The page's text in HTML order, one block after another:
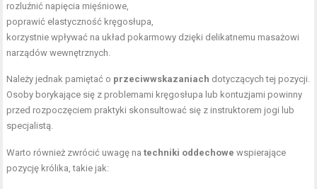
rozluźnić napięcia mięśniowe,
poprawić elastyczność kręgosłupa,
korzystnie wpływać na układ pokarmowy dzięki delikatnemu masażowi
narządów wewnętrznych.
Należy jednak pamiętać o przeciwwskazaniach dotyczących tej pozycji.
Osoby borykające się z problemami kręgosłupa lub kontuzjami powinny
przed rozpoczęciem praktyki skonsultować się z instruktorem jogi lub
specjalistą.
Warto również zwrócić uwagę natechniki oddechowe wspierające
pozycję królika, takie jak: